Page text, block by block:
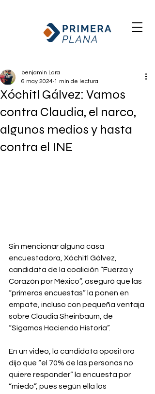
Xóchitl Gálvez: Vamos
contra Claudia, el narco,
algunos medios y hasta
contra el INE
benjamin Lara
6 may 2024 1 min de lectura
Sin mencionar alguna casa
encuestadora, Xóchitl Gálvez,
candidata de la coalición “Fuerza y
Corazón por México”, aseguró que las
“primeras encuestas” la ponen en
empate, incluso con pequeña ventaja
sobre Claudia Sheinbaum, de
“Sigamos Haciendo Historia”.
En un video, la candidata opositora
dijo que “el 70% de las personas no
quiere responder” la encuesta por
“miedo”, pues según ella los